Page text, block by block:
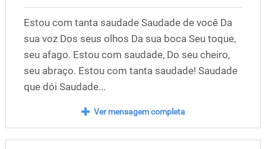
Estou com tanta saudade Saudade de você Da
sua voz Dos seus olhos Da sua boca Seu toque,
seu afago. Estou com saudade, Do seu cheiro,
seu abraço. Estou com tanta saudade! Saudade
que dói Saudade...
Ver mensagem completa